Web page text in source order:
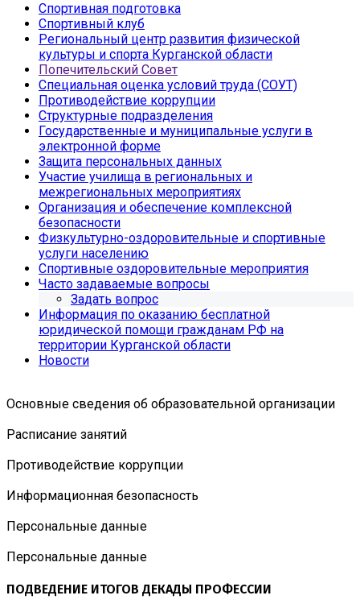
Спортивная подготовка
Спортивный клуб
Региональный центр развития физической
культуры и спорта Курганской области
Попечительский Совет
Специальная оценка условий труда (СОУТ)
Противодействие коррупции
Структурные подразделения
Государственные и муниципальные услуги в
электронной форме
Защита персональных данных
Участие училища в региональных и
межрегиональных мероприятиях
Организация и обеспечение комплексной
безопасности
Физкультурно-оздоровительные и спортивные
услуги населению
Спортивные оздоровительные мероприятия
Часто задаваемые вопросы
Задать вопрос
Информация по оказанию бесплатной
юридической помощи гражданам РФ на
территории Курганской области
Новости
Основные сведения об образовательной организации
Расписание занятий
Противодействие коррупции
Информационная безопасность
Персональные данные
Персональные данные
ПОДВЕДЕНИЕ ИТОГОВ ДЕКАДЫ ПРОФЕССИИ